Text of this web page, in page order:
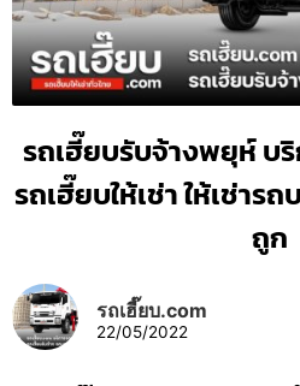
รถเฮี๊ยบรับจ้างพยุห์ บ
รถเฮี๊ยบให้เช่า ให้เช่าร
ถูก
รถเฮี๊ยบ.com
22/05/2022